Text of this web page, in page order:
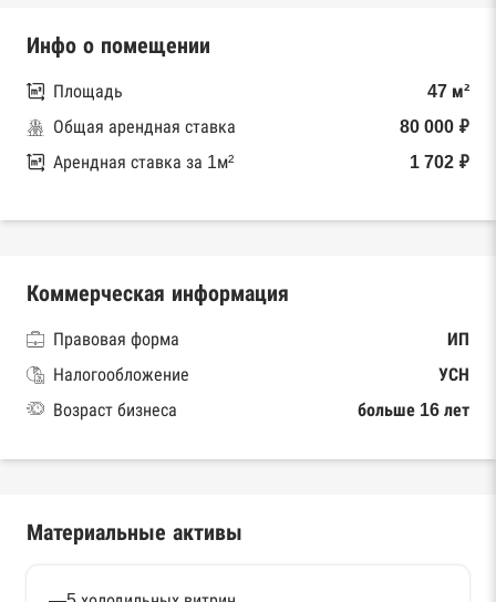
Инфо о помещении
Площадь
47 м²
Общая арендная ставка
80 000 ₽
Арендная ставка за 1м²
1 702 ₽
Коммерческая информация
Правовая форма
ИП
Налогообложение
УСН
Возраст бизнеса
больше 16 лет
Материальные активы